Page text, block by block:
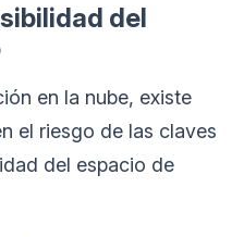
del
en la nube, existe
el riesgo de las claves
del espacio de